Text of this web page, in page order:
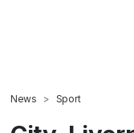
News Sport